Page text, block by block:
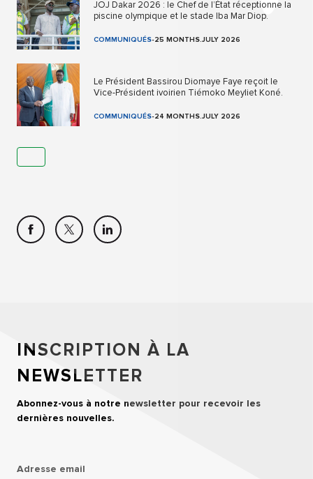
JOJ Dakar 2026 : le Chef de l’État réceptionne la
piscine olympique et le stade Iba Mar Diop.
COMMUNIQUÉS-25 MONTHS.JULY 2026
Le Président Bassirou Diomaye Faye reçoit le
Vice-Président ivoirien Tiémoko Meyliet Koné.
COMMUNIQUÉS-24 MONTHS.JULY 2026
INSCRIPTION À LA
NEWSLETTER
Abonnez-vous à notre newsletter pour recevoir les
dernières nouvelles.
Adresse email